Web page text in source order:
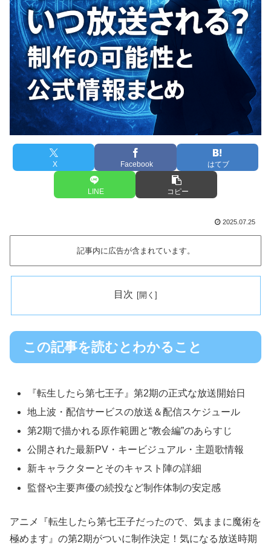
X Facebook はてブ
LINE コピー
2025.07.25
記事内に広告が含まれています。
目次
この記事を読むとわかること
『転生したら第七王子』第2期の正式な放送開始日
地上波・配信サービスの放送＆配信スケジュール
第2期で描かれる原作範囲と“教会編”のあらすじ
公開された最新PV・キービジュアル・主題歌情報
新キャラクターとそのキャスト陣の詳細
監督や主要声優の続投など制作体制の安定感
アニメ『転生したら第七王子だったので、気ままに魔術を
極めます』の第2期がついに制作決定！気になる放送時期